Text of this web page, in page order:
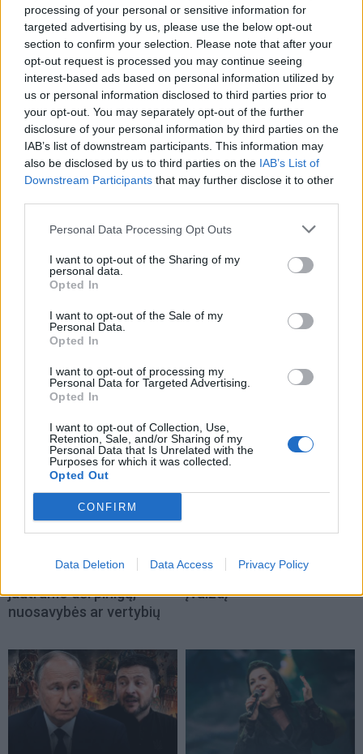
processing of your personal or sensitive information for
targeted advertising by us, please use the below opt-out
section to confirm your selection. Please note that after your
opt-out request is processed you may continue seeing
interest-based ads based on personal information utilized by
us or personal information disclosed to third parties prior to
your opt-out. You may separately opt-out of the further
disclosure of your personal information by third parties on the
IAB’s list of downstream participants. This information may
also be disclosed by us to third parties on the IAB’s List of
Downstream Participants that may further disclose it to other
Personal Data Processing Opt Outs
I want to opt-out of the Sharing of my
personal data.
Opted In
I want to opt-out of the Sale of my
Personal Data.
Opted In
I want to opt-out of processing my
Personal Data for Targeted Advertising.
Opted In
I want to opt-out of Collection, Use,
Retention, Sale, and/or Sharing of my
Personal Data that Is Unrelated with the
Purposes for which it was collected.
Opted Out
CONFIRM
Data Deletion Data Access Privacy Policy
Sportas
Krepšinio čempionato
organizavimui - 0,4 mln.
eurų (1)
Sportas
„Dragūnas“ sulaukė
pastiprinimo: į Klaipėdą
atvyksta Sakartvelo
rinktinės narys
NAUJI
Horoskopai
Dienos horoskopas 12
atsirasti daugiau
jautrumo dėl pinigų,
nuosavybės ar vertybių
„Zombė Angelina Jolie“
prisipažino, kaip iš tikrųjų
sukūrė savo šiurpinantį
įvaizdį